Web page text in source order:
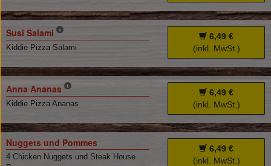
Susi Salami
Kiddie Pizza Salami
6,49 €
(inkl. MwSt.)
Anna Ananas
Kiddie Pizza Ananas
6,49 €
(inkl. MwSt.)
Nuggets und Pommes
4 Chicken Nuggets und Steak House
6,49 €
(inkl. MwSt.)